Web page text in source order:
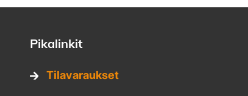
Pikalinkit
Tilavaraukset